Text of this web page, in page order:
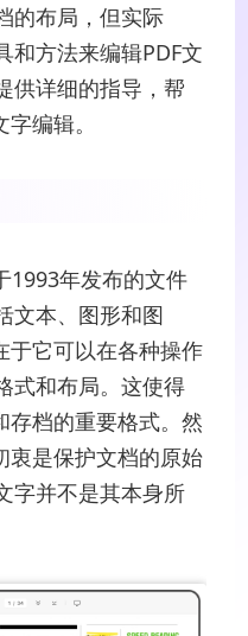
的布局，但实际
和方法来编辑PDF文
供详细的指导，帮
编辑。
1993年发布的文件
文本、图形和图
于它可以在各种操作
式和布局。这使得
存档的重要格式。然
衷是保护文档的原始
字并不是其本身所